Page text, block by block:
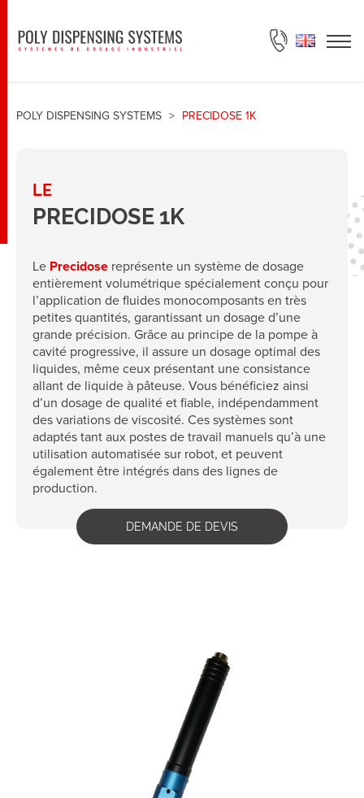
POLY DISPENSING SYSTEMS > PRECIDOSE 1K
LE
PRECIDOSE 1K
Le Precidose représente un système de dosage
entièrement volumétrique spécialement conçu pour
l’application de fluides monocomposants en très
petites quantités, garantissant un dosage d’une
grande précision. Grâce au principe de la pompe à
cavité progressive, il assure un dosage optimal des
liquides, même ceux présentant une consistance
allant de liquide à pâteuse. Vous bénéficiez ainsi
d’un dosage de qualité et fiable, indépendamment
des variations de viscosité. Ces systèmes sont
adaptés tant aux postes de travail manuels qu’à une
utilisation automatisée sur robot, et peuvent
également être intégrés dans des lignes de
production.
DEMANDE DE DEVIS